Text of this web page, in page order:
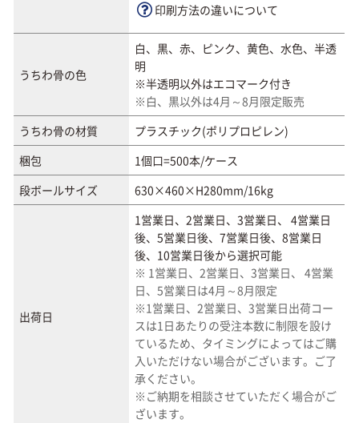
印刷方法の違いについて
うちわ骨の色
白、黒、赤、ピンク、黄色、水色、半透
明
※半透明以外はエコマーク付き
※白、黒以外は4月～8月限定販売
うちわ骨の材質
プラスチック(ポリプロピレン)
梱包
1個口=500本/ケース
段ボールサイズ
630×460×H280mm/16kg
出荷日
1営業日、2営業日、3営業日、 4営業日
後、5営業日後、7営業日後、8営業日
後、10営業日後から選択可能
※ 1営業日、2営業日、3営業日、 4営業
日、5営業日は4月～8月限定
※1営業日、2営業日、3営業日出荷コー
スは1日あたりの受注本数に制限を設け
ているため、タイミングによってはご購
入いただけない場合がございます。ご了
承ください。
※ご納期を相談させていただく場合がご
ざいます。